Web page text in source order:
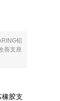
铅
善支座
胶支